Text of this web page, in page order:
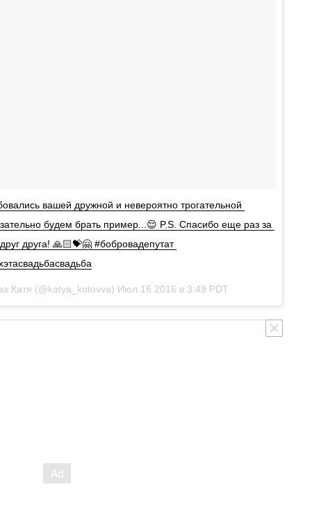
вашей дружной и невероятно трогательной
будем брать пример...😌 P.S. Спасибо еще раз за
друга! 🙏🏻💝🤗 #бобровадепутат
Катя (@katya_kotovva) Июл 16 2016 в 3:49 PDT